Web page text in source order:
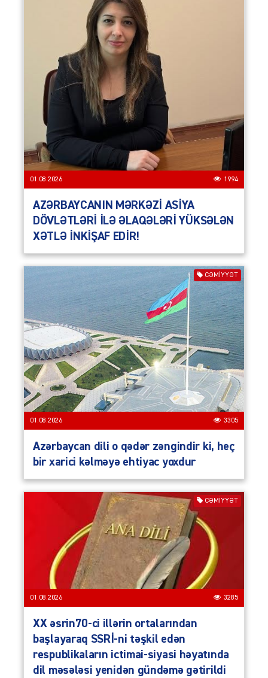
01.08.2026 1994
AZƏRBAYCANIN MƏRKƏZİ ASİYA
DÖVLƏTLƏRİ İLƏ ƏLAQƏLƏRİ YÜKSƏLƏN
XƏTLƏ İNKİŞAF EDİR!
CƏMIYYƏT
01.08.2026 3305
Azərbaycan dili o qədər zəngindir ki, heç
bir xarici kəlməyə ehtiyac yoxdur
CƏMIYYƏT
01.08.2026 3285
XX əsrin70-ci illərin ortalarından
başlayaraq SSRİ-ni təşkil edən
respublikaların ictimai-siyasi həyatında
dil məsələsi yenidən gündəmə gətirildi